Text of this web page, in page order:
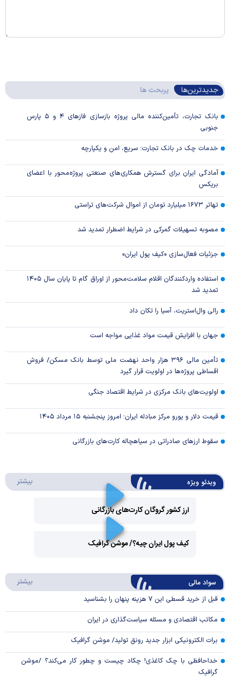
جدیدترین‌ها پربحث ها
بانک تجارت، تأمین‌کننده مالی پروژه بازسازی فاز‌های ۴ و ۵ پارس
جنوبی
خدمات چک در بانک تجارت؛ سریع، امن و یکپارچه
آمادگی ایران برای گسترش همکاری‌های صنعتی پروژه‌محور با اعضای
بریکس
تهاتر ۱۶۷۳ میلیارد تومان از اموال شرکت‌های تراستی
مصوبه تسهیلات گمرکی در شرایط اضطرار تمدید شد
جزئیات فعال‌سازی «کیف پول ایران»
استفاده واردکنندگان اقلام سلامت‌محور از اوراق گام تا پایان سال ۱۴۰۵
تمدید شد
رالی وال‌استریت، آسیا را تکان داد
جهان با افزایش قیمت مواد غذایی مواجه است
تأمین مالی ۳۹۶ هزار واحد نهضت ملی توسط بانک مسکن/ فروش
اقساطی پروژه‌ها در اولویت قرار گیرد
اولویت‌های بانک مرکزی در شرایط اقتصاد جنگی
قیمت دلار و یورو مرکز مبادله ایران؛ امروز پنجشنبه ۱۵ مرداد ۱۴۰۵
سقوط ارزهای صادراتی در سیاهچاله کارت‌های بازرگانی
ویدئو ویژه بیشتر
ارز کشور گروگان کارت‌های بازرگانی
Video
کیف پول ایران چیه؟/ موشن گرافیک
سواد مالی بیشتر
قبل از خرید قسطی این ۷ هزینه پنهان را بشناسید
مکاتب اقتصادی و مسئله سیاست‌گذاری در ایران
برات الکترونیکی ابزار جدید رونق تولید/ موشن گرافیک
خداحافظی با چک کاغذی! چکاد چیست و چطور کار می‌کند؟ /موشن
گرافیک